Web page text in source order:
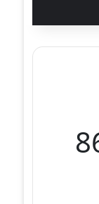
الإعراب 3 ثانوي علمي صفحة 86